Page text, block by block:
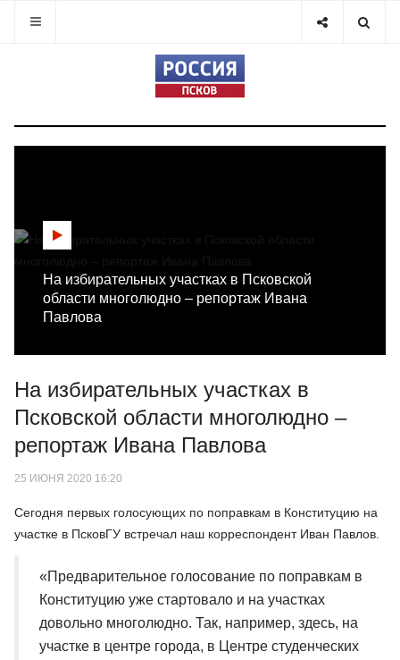
На избирательных участках в Псковской
области многолюдно – репортаж Ивана
Павлова
На избирательных участках в
Псковской области многолюдно –
репортаж Ивана Павлова
25 ИЮНЯ 2020 16:20
Сегодня первых голосующих по поправкам в Конституцию на
участке в ПсковГУ встречал наш корреспондент Иван Павлов.
«Предварительное голосование по поправкам в
Конституцию уже стартовало и на участках
довольно многолюдно. Так, например, здесь, на
участке в центре города, в Центре студенческих